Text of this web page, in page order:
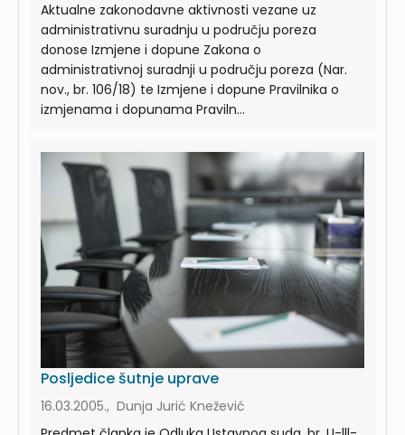
Aktualne zakonodavne aktivnosti vezane uz
administrativnu suradnju u području poreza
donose Izmjene i dopune Zakona o
administrativnoj suradnji u području poreza (Nar.
nov., br. 106/18) te Izmjene i dopune Pravilnika o
izmjenama i dopunama Praviln...
Posljedice šutnje uprave
16.03.2005., Dunja Jurić Knežević